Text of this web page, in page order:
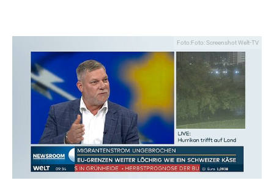
Foto:Foto: Screenshot Welt-TV